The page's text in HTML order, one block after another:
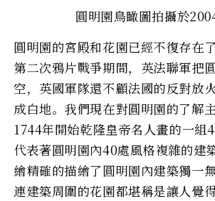
圓明園鳥瞰圖拍攝於
圓明園的宮殿和花園已經不復存在
第二次鴉片戰爭期間，英法聯軍把
空，英國軍隊還不顧法國的反對放
成白地。我們現在對圓明園的了解
1744年開始乾隆皇帝名人畫的一組
代表著圓明園內40處風格複雜的建
繪精確的描繪了圓明園內建築獨一無
連建築周圍的花園都堪稱是讓人覺